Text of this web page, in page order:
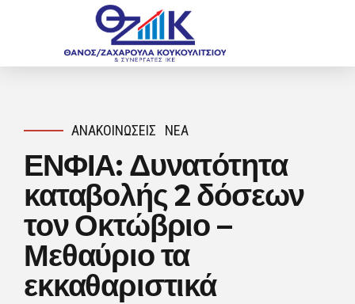
ΑΝΑΚΟΙΝΏΣΕΙΣ ΝΈΑ
ΕΝΦΙΑ: Δυνατότητα
καταβολής 2 δόσεων
τον Οκτώβριο –
Μεθαύριο τα
εκκαθαριστικά